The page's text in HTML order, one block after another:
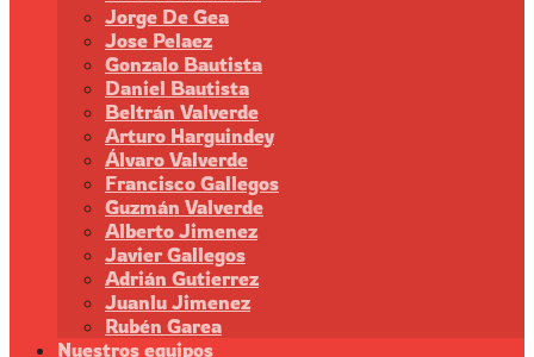
Jorge De Gea
Jose Pelaez
Gonzalo Bautista
Daniel Bautista
Beltrán Valverde
Arturo Harguindey
Álvaro Valverde
Francisco Gallegos
Guzmán Valverde
Alberto Jimenez
Javier Gallegos
Adrián Gutierrez
Juanlu Jimenez
Rubén Garea
Nuestros equipos